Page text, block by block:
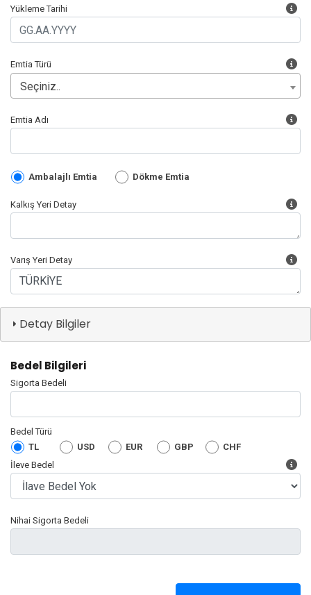
Yükleme Tarihi
Emtia Türü
Seçiniz..
Emtia Adı
Ambalajlı Emtia Dökme Emtia
Kalkış Yeri Detay
Varış Yeri Detay
Detay Bilgiler
Bedel Bilgileri
Sigorta Bedeli
Bedel Türü
TL
USD EUR GBP
CHF
İleve Bedel
Nihai Sigorta Bedeli